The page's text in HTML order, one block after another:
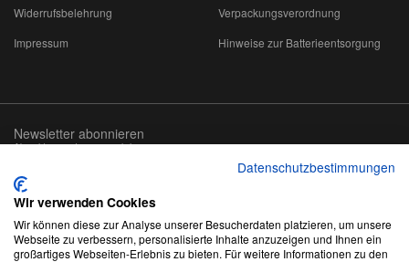
Widerrufsbelehrung
Impressum
Verpackungsverordnung
Hinweise zur Batterieentsorgung
Newsletter abonnieren
Abmeldung jederzeit möglich
Adresse
abonnieren
Datenschutzbestimmungen
Wir verwenden Cookies
Wir können diese zur Analyse unserer Besucherdaten platzieren, um unsere
Webseite zu verbessern, personalisierte Inhalte anzuzeigen und Ihnen ein
großartiges Webseiten-Erlebnis zu bieten. Für weitere Informationen zu den